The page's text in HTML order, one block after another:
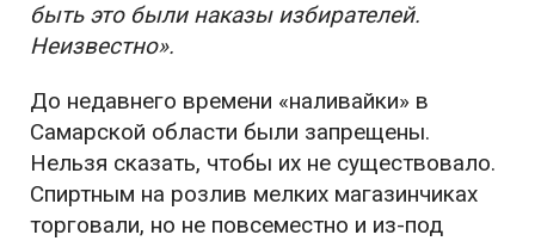
быть это были наказы избирателей.
Неизвестно».
До недавнего времени «наливайки» в
Самарской области были запрещены.
Нельзя сказать, чтобы их не существовало.
Спиртным на розлив мелких магазинчиках
торговали, но не повсеместно и из-под